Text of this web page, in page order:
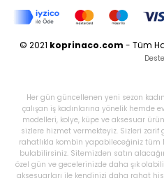
© 2021 koprinaco.com - Tüm
Her gün güncellenen yeni sezon
çalışan iş kadınlarına yönelik hemde
modelleri, kolye, küpe ve aksesuar
sizlere hizmet vermekteyiz. Sizleri zarif
rahatlıkla kombin yapabileceğiniz
bulabilirsiniz. Sitemizden satın
özel gün ve gecelerinizde daha şık
aksesuarları ile kendinizi daha rahat